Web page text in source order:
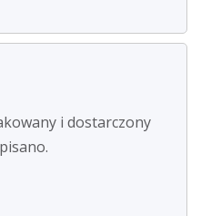
i dostarczony